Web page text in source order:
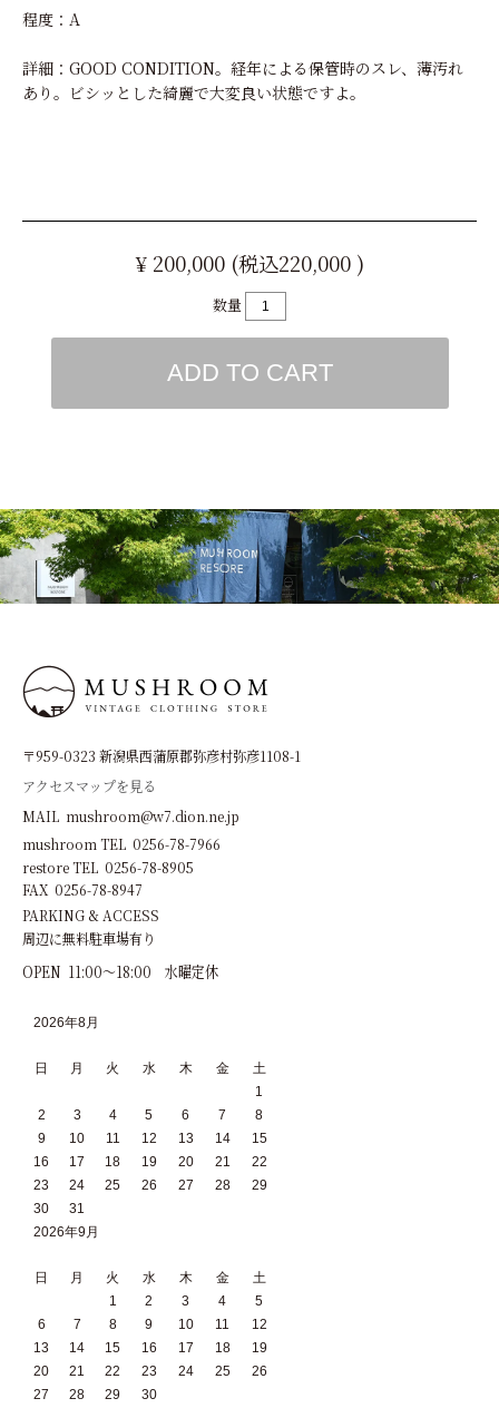
程度：A
詳細：GOOD CONDITION。経年による保管時のスレ、薄汚れ
あり。ビシッとした綺麗で大変良い状態ですよ。
¥ 200,000 (税込220,000 )
数量
ADD TO CART
〒959-0323 新潟県西蒲原郡弥彦村弥彦1108-1
アクセスマップを見る
MAIL mushroom@w7.dion.ne.jp
mushroom TEL 0256-78-7966
restore TEL 0256-78-8905
FAX 0256-78-8947
PARKING & ACCESS
周辺に無料駐車場有り
OPEN 11:00～18:00 水曜定休
2026年8月
日 月 火 水 木 金
土
1
2
3 4 5 6 7
8
9
10 11 12 13 14
15
16
17 18 19 20 21
22
23
24 25 26 27 28
29
30
31
2026年9月
日 月 火 水 木 金
土
1
2 3 4
5
6
7 8 9 10 11
12
13
14 15 16 17 18
19
20
21 22 23 24 25
26
27
28 29 30